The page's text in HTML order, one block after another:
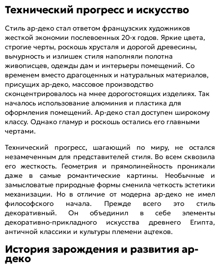
Технический прогресс и искусство
Стиль ар-деко стал ответом французских художников
жесткой экономии послевоенных 20-х годов. Яркие цвета,
строгие черты, роскошь хрусталя и дорогой древесины,
вычурность и излишек стиля наполняли полотна
живописцев, одежды дам и интерьеры помещений. Со
временем вместо драгоценных и натуральных материалов,
присущих ар-деко, массовое производство
сконцентрировалось на мнее дорогостоящих изделиях. Так
началось использование алюминия и пластика для
оформления помещений. Ар-деко стал доступен широкому
классу. Однако гламур и роскошь остались его главными
чертами.
Технический прогресс, шагающий по миру, не остался
незамеченным для представителей стиля. Во всем сквозила
его жесткость. Геометрия и прямолинейность проникали
даже в самые романтические картины. Необычные и
замысловатые природные формы сменила четкость эстетики
механизации. Но в отличие от модерна ар-деко не имел
философского начала. Прежде всего это стиль
декоративный. Он объединил в себе элементы
декоративно-прикладного искусства древнего Египта,
античной классики и культуры племени ацтеков.
История зарождения и развития ар-
деко